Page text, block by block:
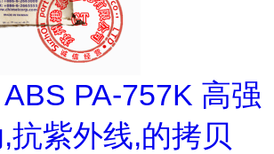
PA-757K 高强
抗紫外线,的拷贝